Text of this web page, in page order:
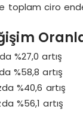
ciro
%27,0 artış
%58,8 artış
%40,6 artış
%56,1 artış